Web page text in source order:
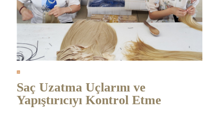
Saç Uzatma Uçlarını ve
Yapıştırıcıyı Kontrol Etme